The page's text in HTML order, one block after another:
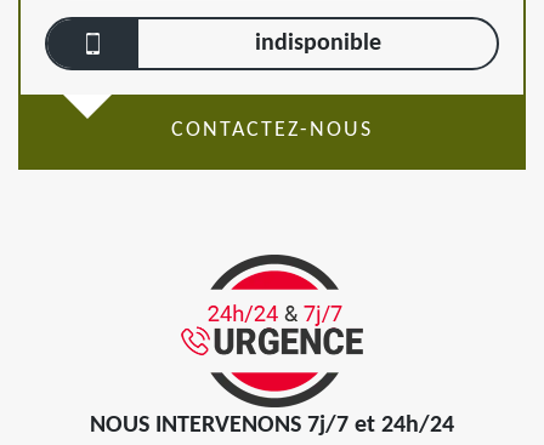
indisponible
CONTACTEZ-NOUS
NOUS INTERVENONS 7j/7 et 24h/24